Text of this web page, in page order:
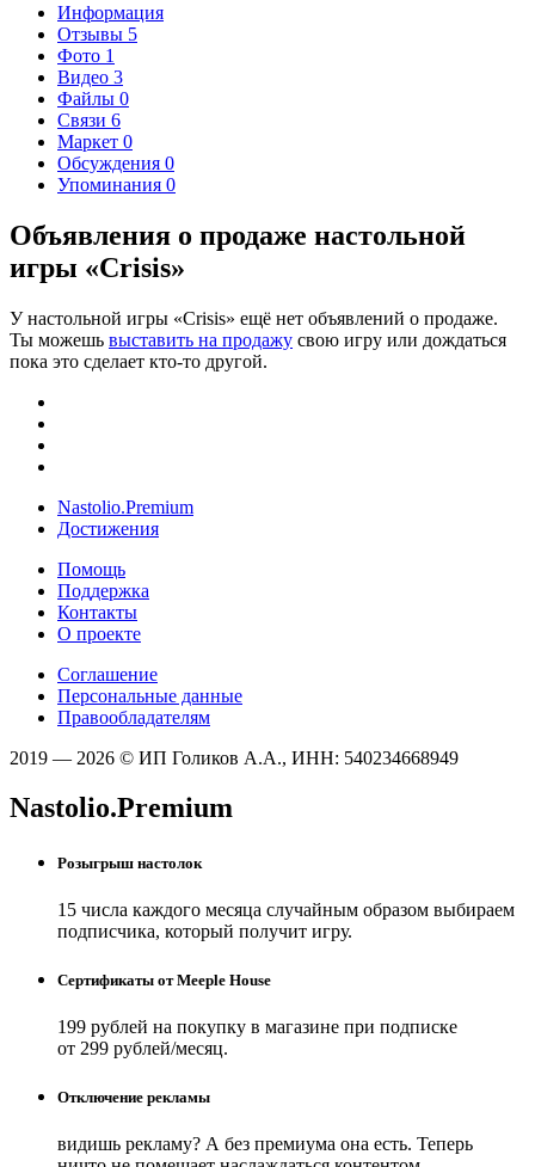
Информация
Отзывы 5
Фото 1
Видео 3
Файлы 0
Связи 6
Маркет 0
Обсуждения 0
Упоминания 0
Объявления о продаже настольной
игры «Crisis»
У настольной игры «Crisis» ещё нет объявлений о продаже.
Ты можешь выставить на продажу свою игру или дождаться
пока это сделает кто-то другой.
Nastolio.Premium
Достижения
Помощь
Поддержка
Контакты
О проекте
Соглашение
Персональные данные
Правообладателям
2019 — 2026 © ИП Голиков А.А., ИНН: 540234668949
Nastolio.Premium
Розыгрыш настолок
15 числа каждого месяца случайным образом выбираем
подписчика, который получит игру.
Сертификаты от Meeple House
199 рублей на покупку в магазине при подписке
от 299 рублей/месяц.
Отключение рекламы
видишь рекламу? А без премиума она есть. Теперь